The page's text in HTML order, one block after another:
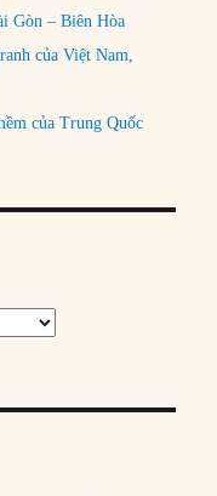
Gòn – Biên Hòa
của Việt Nam,
của Trung Quốc